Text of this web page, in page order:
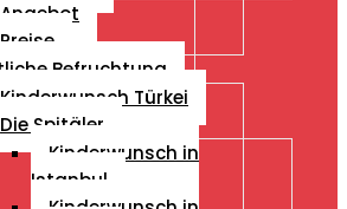
Angebot
Preise
Befruchtung
Kinderwunsch Türkei
Die Spitäler
Kinderwunsch in
Istanbul